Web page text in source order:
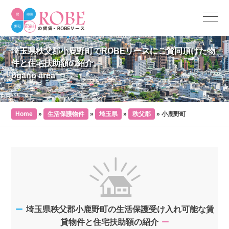
埼玉県秩父郡小鹿野町でROBEリースにご賛同頂けた物
件と住宅扶助額の紹介。
ogano area
Home » 生活保護物件 » 埼玉県 » 秩父郡 »小鹿野町
埼玉県秩父郡小鹿野町の生活保護受け入れ可能な賃
貸物件と住宅扶助額の紹介